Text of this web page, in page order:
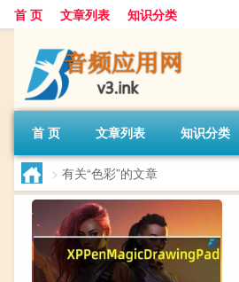
首 页 文章列表 知识分类
首 页 文章列表 知识分类
> 有关“色彩”的文章